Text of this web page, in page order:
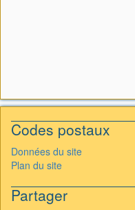
Codes postaux
Données du site
Plan du site
Partager